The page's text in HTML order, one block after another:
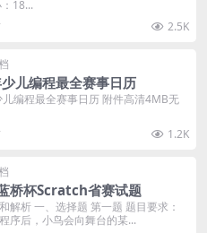
18...
2.5K
儿编程最全赛事日历
编程最全赛事日历 附件高清4MB无
1.2K
桥杯Scratch省赛试题
解析 一、选择题 第一题 题目要求：
序后，小鸟会向舞台的某...